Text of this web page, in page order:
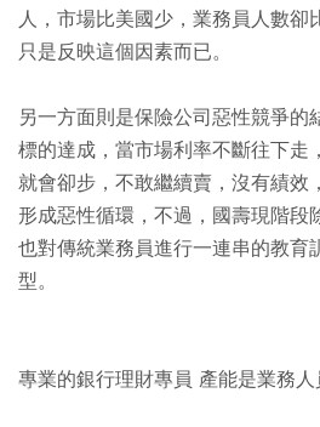
人，市場比美國少，業務員人數卻
只是反映這個因素而已。
另一方面則是保險公司惡性競爭的
標的達成，當市場利率不斷往下走
就會卻步，不敢繼續賣，沒有績效
形成惡性循環，不過，國壽現階段
也對傳統業務員進行一連串的教育
型。
專業的銀行理財專員 產能是業務